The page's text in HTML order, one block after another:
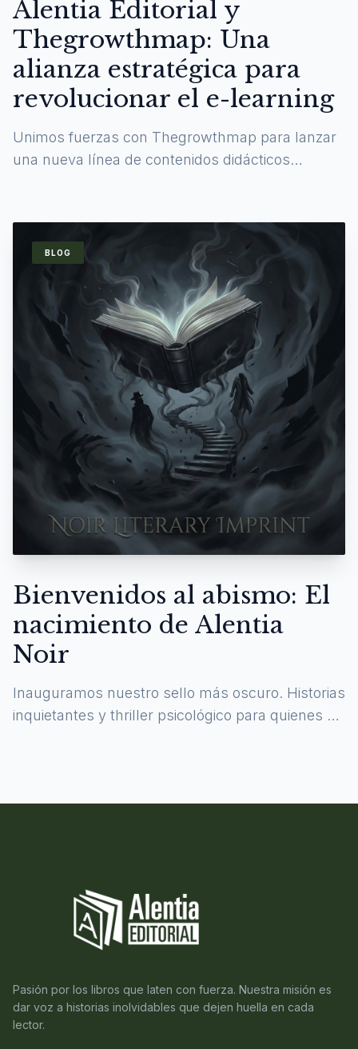
Alentia Editorial y
Thegrowthmap: Una
alianza estratégica para
revolucionar el e-learning
Unimos fuerzas con Thegrowthmap para lanzar
una nueva línea de contenidos didácticos
BLOG
Bienvenidos al abismo: El
nacimiento de Alentia
Noir
Inauguramos nuestro sello más oscuro. Historias
inquietantes y thriller psicológico para quienes se
Pasión por los libros que laten con fuerza. Nuestra misión es
dar voz a historias inolvidables que dejen huella en cada
lector.